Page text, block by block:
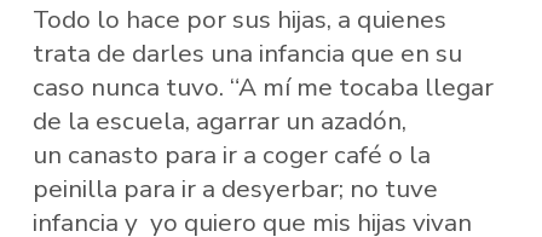
Todo lo hace por sus hijas, a quienes
trata de darles una infancia que en su
caso nunca tuvo. “A mí me tocaba llegar
de la escuela, agarrar un azadón,
un canasto para ir a coger café o la
peinilla para ir a desyerbar; no tuve
infancia y yo quiero que mis hijas vivan